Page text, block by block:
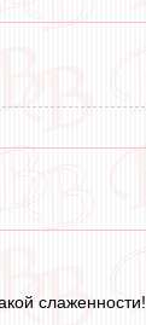
слаженности!